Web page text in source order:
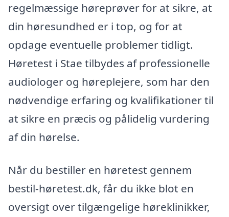
regelmæssige høreprøver for at sikre, at
din høresundhed er i top, og for at
opdage eventuelle problemer tidligt.
Høretest i Stae tilbydes af professionelle
audiologer og høreplejere, som har den
nødvendige erfaring og kvalifikationer til
at sikre en præcis og pålidelig vurdering
af din hørelse.
Når du bestiller en høretest gennem
bestil-høretest.dk, får du ikke blot en
oversigt over tilgængelige høreklinikker,